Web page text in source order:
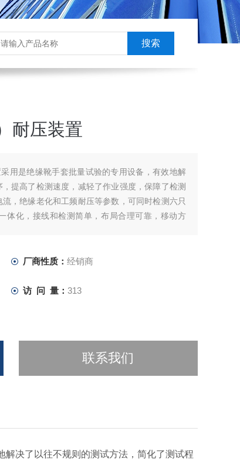
耐压装置
用是绝缘靴手套批量试验的专用设备，有效地解
提高了检测速度，减轻了作业强度，保障了检测
，绝缘老化和工频耐压等参数，可同时检测六只
体化，接线和检测简单，布局合理可靠，移动方
厂商性质： 经销商
访 问 量： 313
联系我们
解决了以往不规则的测试方法，简化了测试程